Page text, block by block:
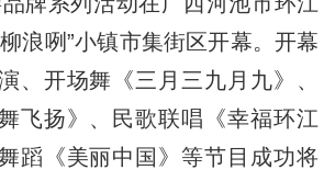
浪咧”小镇市集街区开幕。开幕
、开场舞《三月三九月九》、
飞扬》、民歌联唱《幸福环江
蹈《美丽中国》等节目成功将